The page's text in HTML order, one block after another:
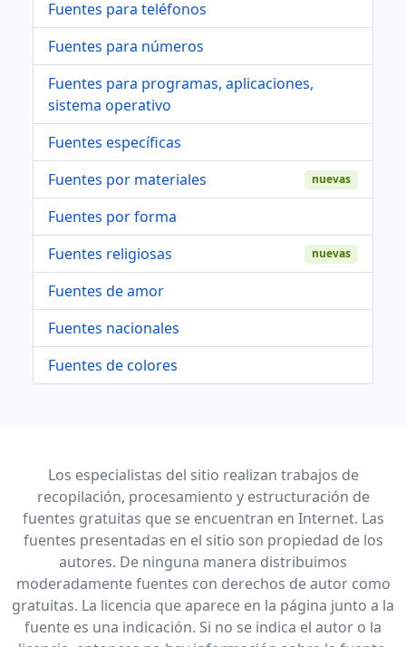
Fuentes para teléfonos
Fuentes para números
Fuentes para programas, aplicaciones,
sistema operativo
Fuentes específicas
Fuentes por materiales
nuevas
Fuentes por forma
Fuentes religiosas
nuevas
Fuentes de amor
Fuentes nacionales
Fuentes de colores
Los especialistas del sitio realizan trabajos de
recopilación, procesamiento y estructuración de
fuentes gratuitas que se encuentran en Internet. Las
fuentes presentadas en el sitio son propiedad de los
autores. De ninguna manera distribuimos
moderadamente fuentes con derechos de autor como
gratuitas. La licencia que aparece en la página junto a la
fuente es una indicación. Si no se indica el autor o la